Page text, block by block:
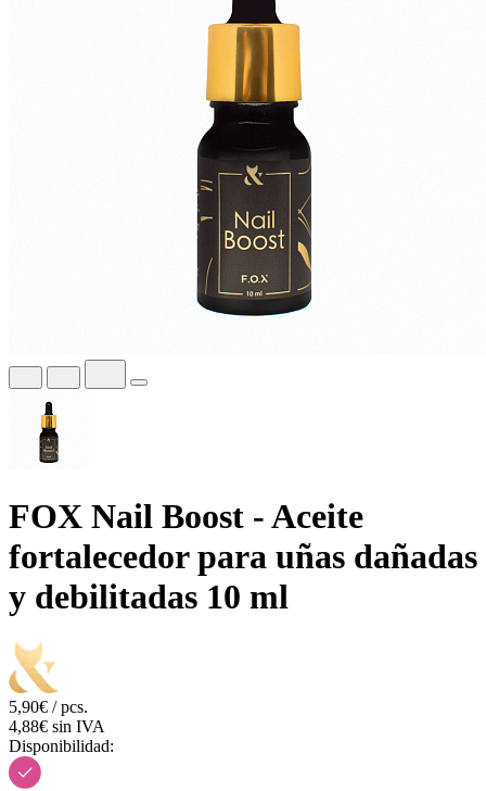
FOX Nail Boost - Aceite
fortalecedor para uñas dañadas
y debilitadas 10 ml
5,90€ / pcs.
4,88€ sin IVA
Disponibilidad: